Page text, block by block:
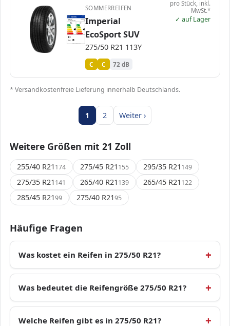
ENERG 2498758
Imperial
IM00259
275/50 R21 113Y
C1
A
B
C C
D
E
A
B
C C
D
E
72 dB
SOMMERREIFEN
Imperial
EcoSport SUV
275/50 R21 113Y
C C 72 dB
pro Stück, inkl.
MwSt.*
✓ auf Lager
* Versandkostenfreie Lieferung innerhalb Deutschlands.
1 2 Weiter ›
Weitere Größen mit 21 Zoll
255/40 R21 174 275/45 R21 155 295/35 R21 149
275/35 R21 141 265/40 R21 139 265/45 R21 122
285/45 R2199 275/40 R2195
Häufige Fragen
Was kostet ein Reifen in 275/50 R21?
Was bedeutet die Reifengröße 275/50 R21?
Welche Reifen gibt es in 275/50 R21?